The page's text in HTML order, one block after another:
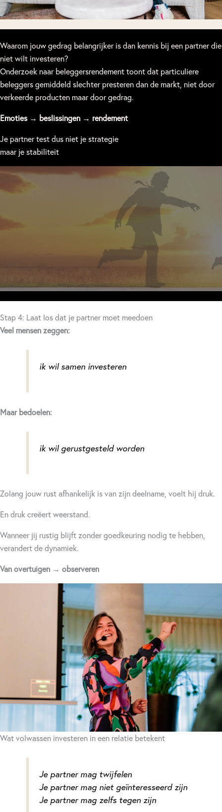
Waarom jouw gedrag belangrijker is dan kennis bij een partner die
niet wilt investeren?
Onderzoek naar beleggersrendement toont dat particuliere
beleggers gemiddeld slechter presteren dan de markt, niet door
verkeerde producten maar door gedrag.
Emoties → beslissingen → rendement
Je partner test dus niet je strategie
maar je stabiliteit
Stap 4: Laat los dat je partner moet meedoen
Veel mensen zeggen:
ik wil samen investeren
Maar bedoelen:
ik wil gerustgesteld worden
Zolang jouw rust afhankelijk is van zijn deelname, voelt hij druk.
En druk creëert weerstand.
Wanneer jij rustig blijft zonder goedkeuring nodig te hebben,
verandert de dynamiek.
Van overtuigen → observeren
Wat volwassen investeren in een relatie betekent
Je partner mag twijfelen
Je partner mag niet geïnteresseerd zijn
Je partner mag zelfs tegen zijn